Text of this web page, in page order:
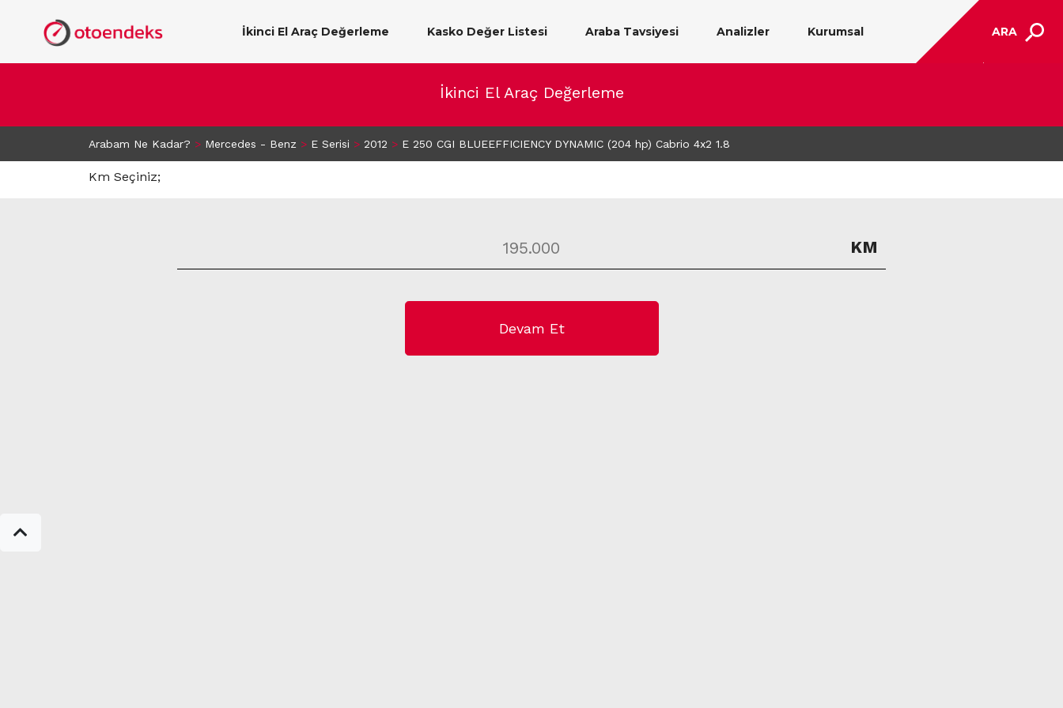
İkinci El Araç Değerleme Kasko Değer Listesi Araba Tavsiyesi Analizler Kurumsal ARA
İkinci El Araç Değerleme
Arabam Ne Kadar? > Mercedes - Benz > E Serisi > 2012 > E 250 CGI BLUEEFFICIENCY DYNAMIC (204 hp) Cabrio 4x2 1.8
Km Seçiniz;
KM
Devam Et